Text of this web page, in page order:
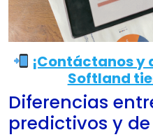
¡Contáctanos y
Softland
Diferencias
predictivos y